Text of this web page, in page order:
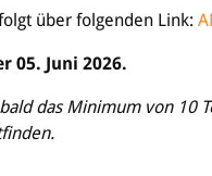
über folgenden Link:
05. Juni 2026.
das Minimum von 10